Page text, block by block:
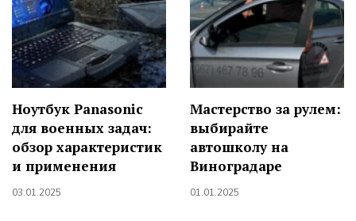
Ноутбук Panasonic
для военных задач:
обзор характеристик
и применения
03.01.2025
Мастерство за рулем:
выбирайте
автошколу на
Виноградаре
01.01.2025